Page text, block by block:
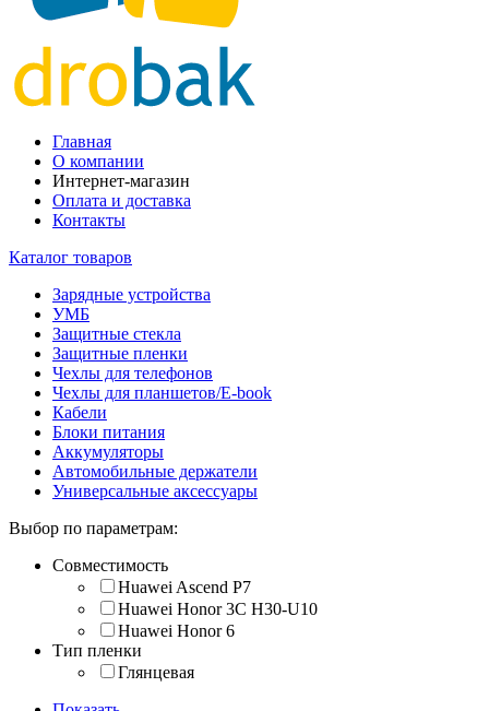
Главная
О компании
Интернет-магазин
Оплата и доставка
Контакты
Каталог товаров
Зарядные устройства
УМБ
Защитные стекла
Защитные пленки
Чехлы для телефонов
Чехлы для планшетов/E-book
Кабели
Блоки питания
Аккумуляторы
Автомобильные держатели
Универсальные аксессуары
Выбор по параметрам:
Совместимость
Huawei Ascend P7
Huawei Honor 3C H30-U10
Huawei Honor 6
Тип пленки
Глянцевая